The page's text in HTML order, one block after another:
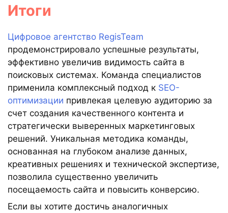
Итоги
Цифровое агентство RegisTeam
продемонстрировало успешные результаты,
эффективно увеличив видимость сайта в
поисковых системах. Команда специалистов
применила комплексный подход к SEO-
оптимизации привлекая целевую аудиторию за
счет создания качественного контента и
стратегически выверенных маркетинговых
решений. Уникальная методика команды,
основанная на глубоком анализе данных,
креативных решениях и технической экспертизе,
позволила существенно увеличить
посещаемость сайта и повысить конверсию.
Если вы хотите достичь аналогичных